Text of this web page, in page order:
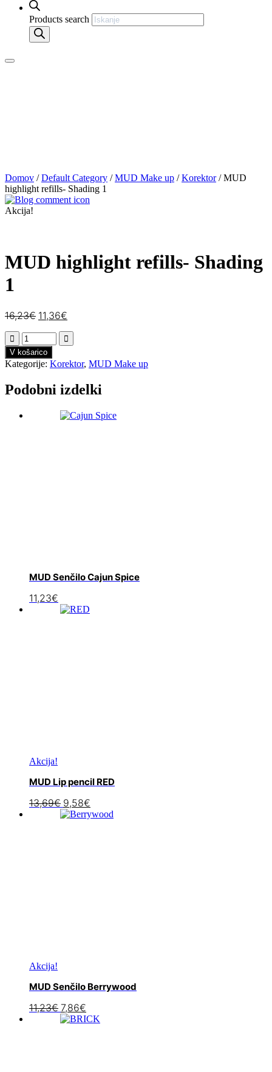
Products search
Domov /Default Category /MUD Make up /Korektor/ MUD
highlight refills- Shading 1
Akcija!
MUD highlight refills- Shading
1
16,23€ 11,36€
V košarico
Kategorije: Korektor, MUD Make up
Podobni izdelki
MUD Senčilo Cajun Spice
11,23€
Akcija!
MUD Lip pencil RED
13,69€ 9,58€
Akcija!
MUD Senčilo Berrywood
11,23€ 7,86€